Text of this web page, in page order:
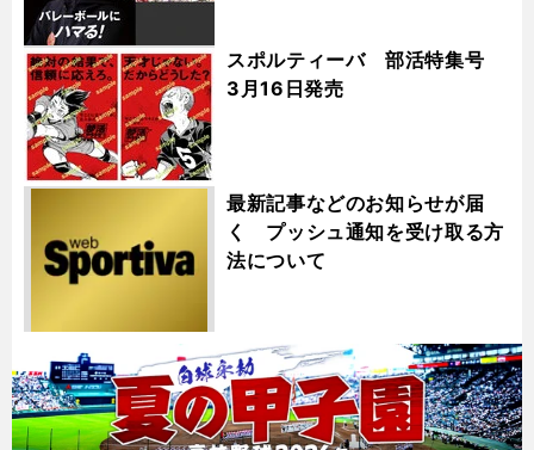
スポルティーバ 部活特集号
3月16日発売
最新記事などのお知らせが届
く プッシュ通知を受け取る方
法について